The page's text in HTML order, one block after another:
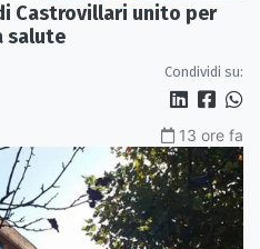
Castrovillari unito per
salute
Condividi su:
13 ore fa